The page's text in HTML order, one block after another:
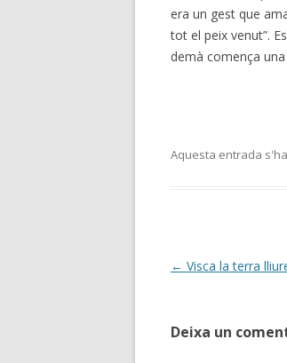
era un gest que
tot el peix venut”.
demà comença
Aquesta entrada
Navegació
entrades
← Visca la terra
Deixa un